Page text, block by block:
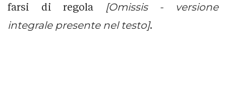
farsi di regola [Omissis - versione
integrale presente nel testo].